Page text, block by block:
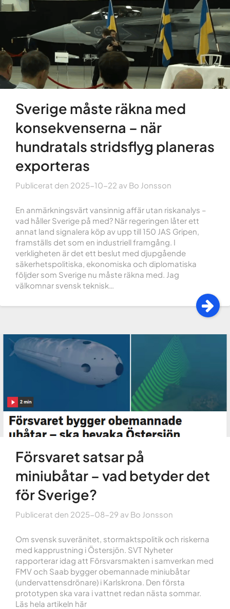
Sverige måste räkna med
konsekvenserna – när
hundratals stridsflyg planeras
exporteras
Publicerat den 2025-10-22 av Bo Jonsson
En anmärkningsvärt vansinnig affär utan riskanalys –
vad håller Sverige på med? När regeringen låter ett
annat land signalera köp av upp till 150 JAS Gripen,
framställs det som en industriell framgång. I
verkligheten är det ett beslut med djupgående
säkerhetspolitiska, ekonomiska och diplomatiska
följder som Sverige nu måste räkna med. Jag
välkomnar svensk teknisk…
Försvaret satsar på
miniubåtar – vad betyder det
för Sverige?
Publicerat den 2025-08-29 av Bo Jonsson
Om svensk suveränitet, stormaktspolitik och riskerna
med kapprustning i Östersjön. SVT Nyheter
rapporterar idag att Försvarsmakten i samverkan med
FMV och Saab bygger obemannade miniubåtar
(undervattensdrönare) i Karlskrona. Den första
prototypen ska vara i vattnet redan nästa sommar.
Läs hela artikeln här